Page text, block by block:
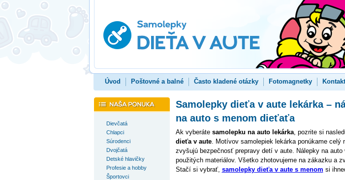
Úvod Poštovné a balné Často kladené otázky Fotomagnetky Kontakt
Dievčatá
Chlapci
Súrodenci
Dvojčatá
Detské hlavičky
Profesie a hobby
Športovci
Samolepky dieťa v aute lekárka –
na auto s menom dieťaťa
Ak vyberáte samolepku na auto lekárka, pozrite si
dieťa v aute. Motívov samolepiek lekárka ponúkame celý
zvyšujú bezpečnosť prepravy detí v aute. Nálepky na
použitých materiálov. Všetko zhotovujeme na zákazku a
Stačí si vybrať, samolepky dieťa v aute s menom si